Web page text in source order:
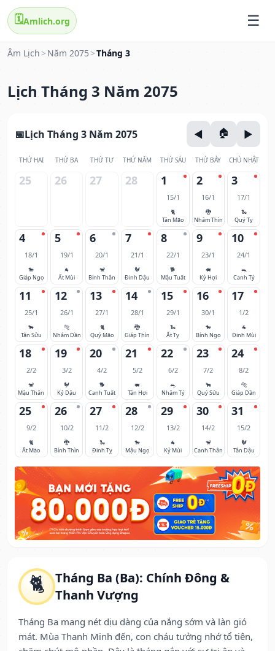
🗓️Amlich.org
Âm Lịch > Năm 2075 >Tháng 3
Lịch Tháng 3 Năm 2075
🐈
Tháng Ba (Ba): Chính Đông &
Thanh Vượng
Tháng Ba mang nét dịu dàng của nắng sớm và làn gió
mát. Mùa Thanh Minh đến, con cháu tưởng nhớ tổ tiên,
Lịch Tháng 3 Năm 2075
THỨ HAI THỨ BA THỨ TƯ THỨ NĂM THỨ SÁU THỨ BẢY CHỦ NHẬT
25 26 27 28 1
15/1
🐈
Tân Mão
2
16/1
🐉
Nhâm Thìn
3
17/1
🐍
Quý Tỵ
4
18/1
🐎
Giáp Ngọ
5
19/1
🐐
Ất Mùi
6
20/1
🐒
Bính Thân
7
21/1
🐓
Đinh Dậu
8
22/1
🐕
Mậu Tuất
9
23/1
🐖
Kỷ Hợi
10
24/1
🐀
Canh Tý
11
25/1
🐂
Tân Sửu
12
26/1
🐅
Nhâm Dần
13
27/1
🐈
Quý Mão
14
28/1
🐉
Giáp Thìn
15
29/1
🐍
Ất Tỵ
16
30/1
🐎
Bính Ngọ
17
1/2
🐐
Đinh Mùi
18
2/2
🐒
Mậu Thân
19
3/2
🐓
Kỷ Dậu
20
4/2
🐕
Canh Tuất
21
5/2
🐖
Tân Hợi
22
6/2
🐀
Nhâm Tý
23
7/2
🐂
Quý Sửu
24
8/2
🐅
Giáp Dần
25
9/2
🐈
Ất Mão
26
10/2
🐉
Bính Thìn
27
11/2
🐍
Đinh Tỵ
28
12/2
🐎
Mậu Ngọ
29
13/2
🐐
Kỷ Mùi
30
14/2
🐒
Canh Thân
31
15/2
🐓
Tân Dậu